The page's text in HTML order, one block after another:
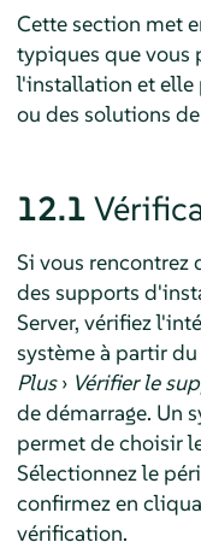
Cette section met
typiques que vous
l'installation et elle
ou des solutions
12.1
Si vous
des supports
Server, vérifiez
système à partir
Plus› Vérifier le
de démarrage. Un
permet de choisir
Sélectionnez le
confirmez en
vérification.